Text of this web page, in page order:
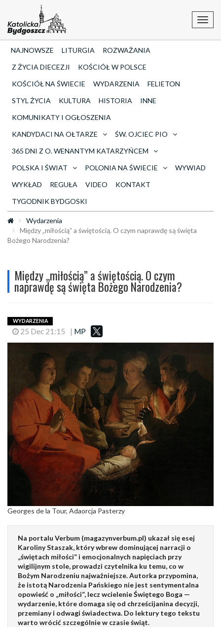
NAJNOWSZE LITURGIA
ROZWAŻANIA
Z ŻYCIA DIECEZJI
KOŚCIÓŁ W POLSCE
KOŚCIÓŁ NA ŚWIECIE
WYDARZENIA
FELIETON
STYL ŻYCIA
KULTURA HISTORIA
INNE
KOMUNIKATY I OGŁOSZENIA
KANDYDACI NA OŁTARZE
ŚW. OJCIEC PIO
365 DNI Z O. WENANTYM KATARZYŃCEM
POLSKA I ŚWIAT
POLONIA NA ŚWIECIE
WYWIAD
WYKŁAD
REGUŁA VIDEO
KONTAKT
TYGODNIK BYDGOSKI
Wydarzenia
Między „miłością” a świętością. O czym naprawdę są święta
Bożego Narodzenia?
Między „miłością” a świętością. O czym
naprawdę są święta Bożego Narodzenia?
WYDARZENIA
25 Dec 21:15 | MP
Georges de la Tour, Adaorcja Pasterzy
Na portalu Verbum (magazynverbum.pl) ukazał się esej
Karoliny Staszak, który wbrew dominującej narracji o
„świętach miłości” i emocjonalnych napięciach przy
wigilijnym stole, prowadzi czytelnika ku temu, co w
Bożym Narodzeniu najważniejsze. Autorka przypomina,
że istotą Narodzenia Pańskiego nie jest sentymentalna
opowieść o „miłości”, lecz wcielenie Świętego Boga —
wydarzenie, które domaga się od chrześcijanina decyzji,
przemiany i odwagi świadectwa. Do lektury tego tekstu
warto wrócić szczególnie w czasie świąt.